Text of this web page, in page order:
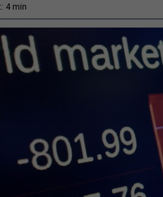
4 min